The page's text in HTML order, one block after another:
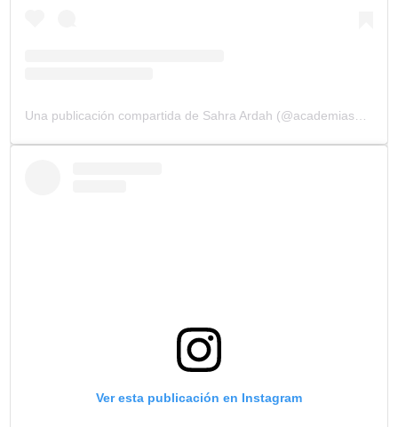
Ver esta publicación en Instagram